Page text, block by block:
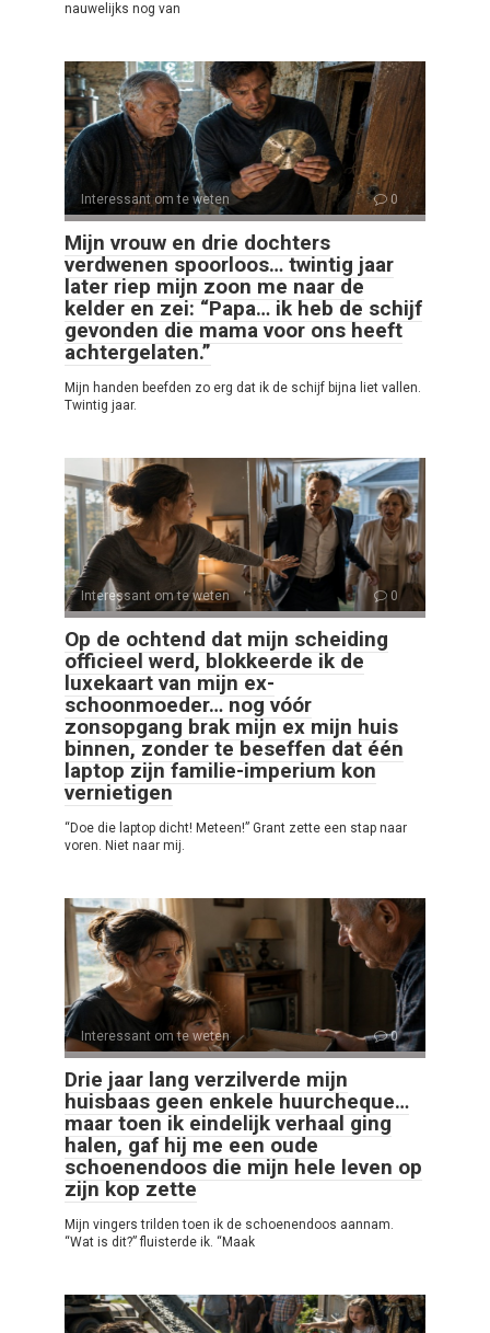
nauwelijks nog van
Interessant om te weten 0
Mijn vrouw en drie dochters
verdwenen spoorloos… twintig jaar
later riep mijn zoon me naar de
kelder en zei: “Papa… ik heb de schijf
gevonden die mama voor ons heeft
achtergelaten.”
Mijn handen beefden zo erg dat ik de schijf bijna liet vallen.
Twintig jaar.
Interessant om te weten 0
Op de ochtend dat mijn scheiding
officieel werd, blokkeerde ik de
luxekaart van mijn ex-
schoonmoeder… nog vóór
zonsopgang brak mijn ex mijn huis
binnen, zonder te beseffen dat één
laptop zijn familie-imperium kon
vernietigen
“Doe die laptop dicht! Meteen!” Grant zette een stap naar
voren. Niet naar mij.
Interessant om te weten 0
Drie jaar lang verzilverde mijn
huisbaas geen enkele huurcheque…
maar toen ik eindelijk verhaal ging
halen, gaf hij me een oude
schoenendoos die mijn hele leven op
zijn kop zette
Mijn vingers trilden toen ik de schoenendoos aannam.
“Wat is dit?” fluisterde ik. “Maak